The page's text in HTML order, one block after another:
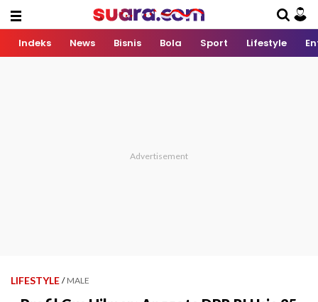
Indeks News Bisnis Bola Sport Lifestyle
LIFESTYLE / MALE